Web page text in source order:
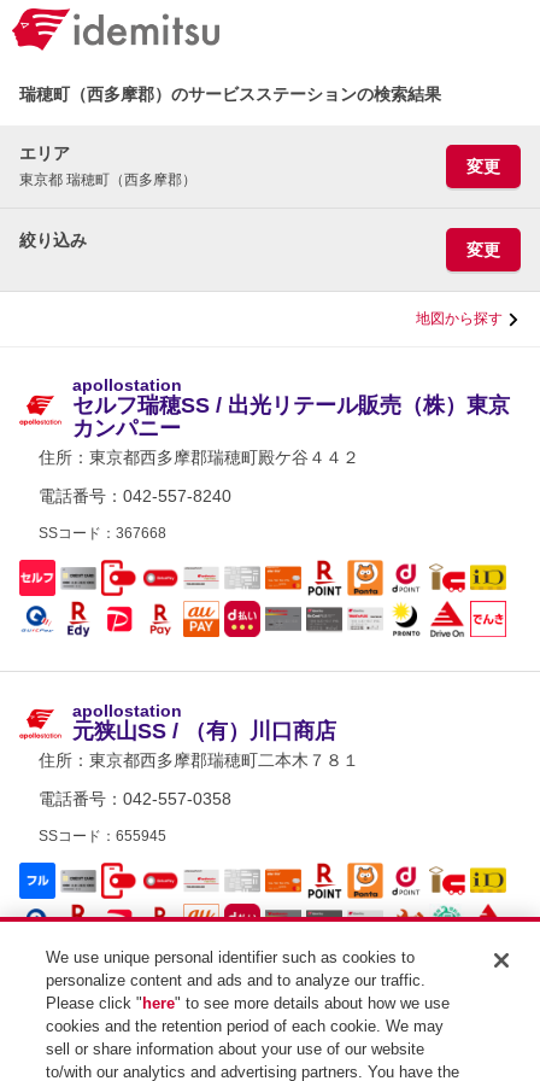
瑞穂町（西多摩郡）のサービスステーションの検索結果
エリア
東京都 瑞穂町（西多摩郡）
変更
絞り込み 変更
地図から探す
apollostation
セルフ瑞穂SS / 出光リテール販売（株）東京
カンパニー
住所： 東京都西多摩郡瑞穂町殿ケ谷４４２
電話番号：042-557-8240
SSコード：367668
apollostation
元狭山SS / （有）川口商店
住所： 東京都西多摩郡瑞穂町二本木７８１
電話番号：042-557-0358
SSコード：655945
apollostation
ルート16横田SS / エネクスフリート（株）
We use unique personal identifier such as cookies to
personalize content and ads and to analyze our traffic.
Please click " here" to see more details about how we use
cookies and the retention period of each cookie. We may
sell or share information about your use of our website
to/with our analytics and advertising partners. You have the